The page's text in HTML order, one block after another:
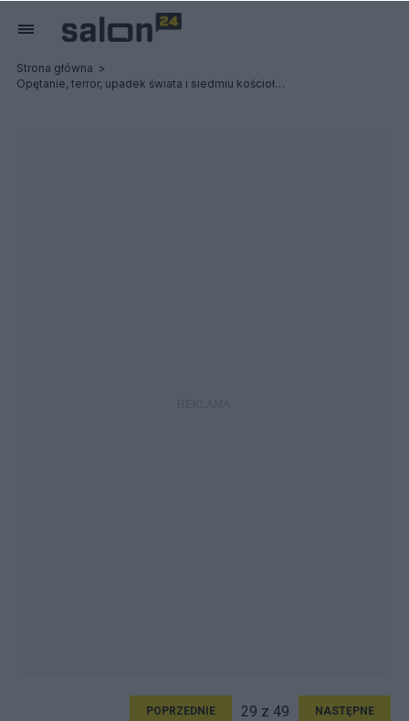
Strona główna
Opętanie, terror, upadek świata i siedmiu kościołów: Possessed / Terrorizer - Relacja
POPRZEDNIE 29 z 49 NASTĘPNE